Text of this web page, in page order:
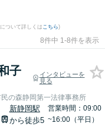
ついて詳しくはこちら)
8件中 1-8件を表示
子
インタビューを
見る
の森静岡第一法律事務所
新静岡駅
から徒歩5
営業時間：09:00
~16:00（平日）